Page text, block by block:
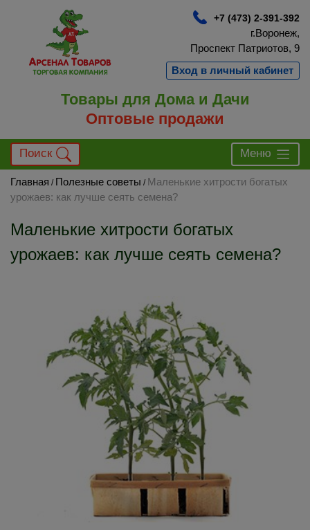
+7 (473) 2-391-392
г.Воронеж,
Проспект Патриотов, 9
Вход в личный кабинет
Товары для Дома и Дачи
Оптовые продажи
Поиск Меню
Главная / Полезные советы / Маленькие хитрости богатых
урожаев: как лучше сеять семена?
Маленькие хитрости богатых
урожаев: как лучше сеять семена?